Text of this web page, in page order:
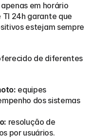
em horário
24h garante que
estejam sempre
de diferentes
equipes
dos sistemas
resolução de
por usuários.